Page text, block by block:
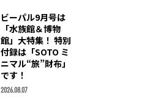
ビーパル9月号は
「水族館＆博物
館」大特集！ 特別
付録は「SOTO ミ
ニマル“旅”財布」
です！
2026.08.07